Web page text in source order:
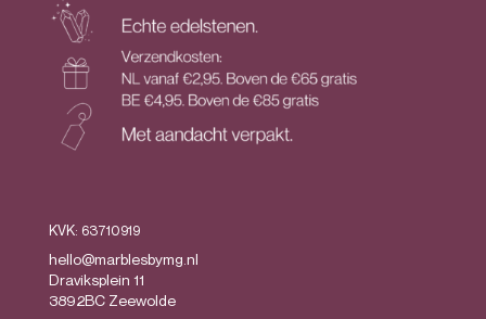
KVK: 63710919
hello@marblesbymg.nl
Draviksplein 11
3892BC Zeewolde